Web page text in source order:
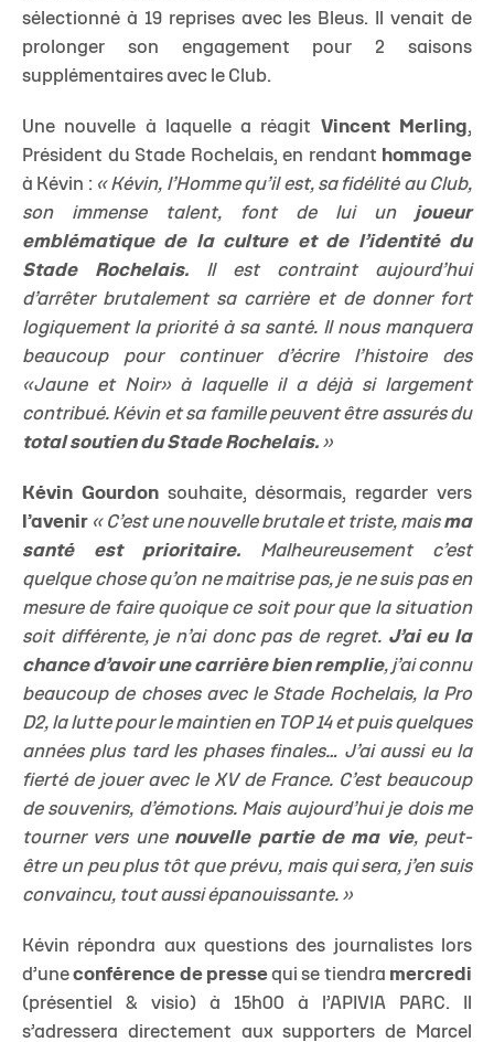
sélectionné à 19 reprises avec les Bleus. Il venait de
prolonger son engagement pour 2 saisons
supplémentaires avec le Club.
Une nouvelle à laquelle a réagit Vincent Merling,
Président du Stade Rochelais, en rendant hommage
à Kévin : « Kévin, l’Homme qu’il est, sa fidélité au Club,
son immense talent, font de lui un joueur
emblématique de la culture et de l’identité du
Stade Rochelais. Il est contraint aujourd’hui
d’arrêter brutalement sa carrière et de donner fort
logiquement la priorité à sa santé. Il nous manquera
beaucoup pour continuer d’écrire l’histoire des
«Jaune et Noir» à laquelle il a déjà si largement
contribué. Kévin et sa famille peuvent être assurés du
total soutien du Stade Rochelais. »
Kévin Gourdonsouhaite, désormais, regarder vers
l’avenir « C’est une nouvelle brutale et triste, mais ma
santé est prioritaire. Malheureusement c’est
quelque chose qu’on ne maitrise pas, je ne suis pas en
mesure de faire quoique ce soit pour que la situation
soit différente, je n’ai donc pas de regret. J’ai eu la
chance d’avoir une carrière bien remplie, j’ai connu
beaucoup de choses avec le Stade Rochelais, la Pro
D2, la lutte pour le maintien en TOP 14 et puis quelques
années plus tard les phases finales… J’ai aussi eu la
fierté de jouer avec le XV de France. C’est beaucoup
de souvenirs, d’émotions. Mais aujourd’hui je dois me
tourner vers une nouvelle partie de ma vie, peut-
être un peu plus tôt que prévu, mais qui sera, j’en suis
convaincu, tout aussi épanouissante. »
Kévin répondra aux questions des journalistes lors
d’uneconférence de pressequi se tiendra mercredi
(présentiel & visio) à 15h00 à l’APIVIA PARC. Il
s’adressera directement aux supporters de Marcel